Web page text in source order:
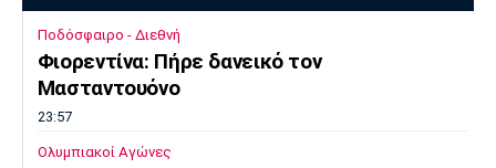
Ποδόσφαιρο - Διεθνή
Φιορεντίνα: Πήρε δανεικό τον
Μασταντουόνο
23:57
Ολυμπιακοί Αγώνες